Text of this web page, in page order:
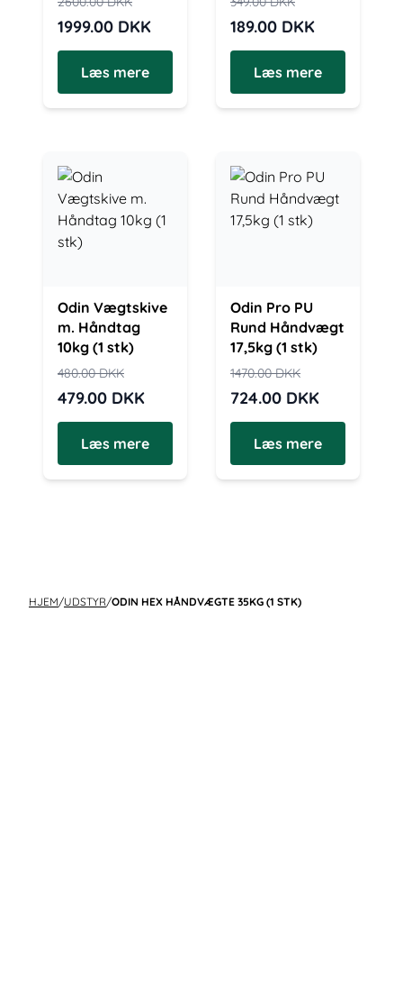
1999.00 DKK
Læs mere
189.00 DKK
Læs mere
Odin Vægtskive
m. Håndtag
10kg (1 stk)
480.00DKK
479.00 DKK
Læs mere
Odin Pro PU
Rund Håndvægt
17,5kg (1 stk)
1470.00DKK
724.00 DKK
Læs mere
HJEM/UDSTYR/ODIN HEX HÅNDVÆGTE 35KG (1 STK)